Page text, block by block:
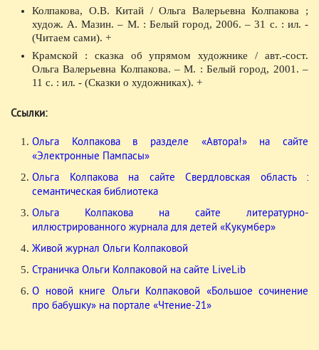
Колпакова, О.В. Китай / Ольга Валерьевна Колпакова ;
худож. А. Мазин. – М. : Белый город, 2006. – 31 с. : ил. -
(Читаем сами). +
Крамской : сказка об упрямом художнике / авт.-сост.
Ольга Валерьевна Колпакова. – М. : Белый город, 2001. –
11 с. : ил. - (Сказки о художниках). +
Ссылки:
Ольга Колпакова в разделе «Автора!» на сайте
«Электронные Пампасы»
Ольга Колпакова на сайте Свердловская область :
семантическая библиотека
Ольга Колпакова на сайте литературно-
иллюстрированного журнала для детей «Кукумбер»
Живой журнал Ольги Колпаковой
Страничка Ольги Колпаковой на сайте LiveLib
О новой книге Ольги Колпаковой «Большое сочинение
про бабушку» на портале «Чтение-21»